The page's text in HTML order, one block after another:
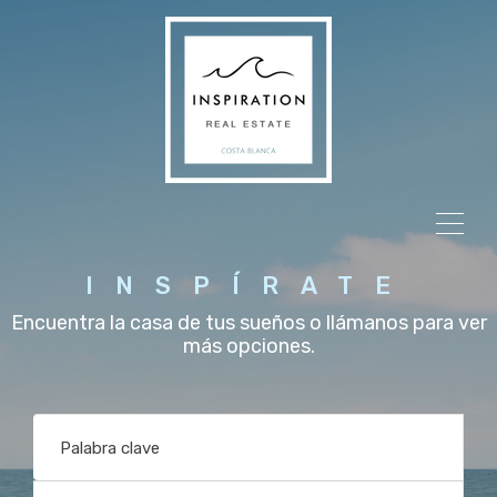
INSPÍRATE
Encuentra la casa de tus sueños o llámanos para ver
más opciones.
Palabra clave